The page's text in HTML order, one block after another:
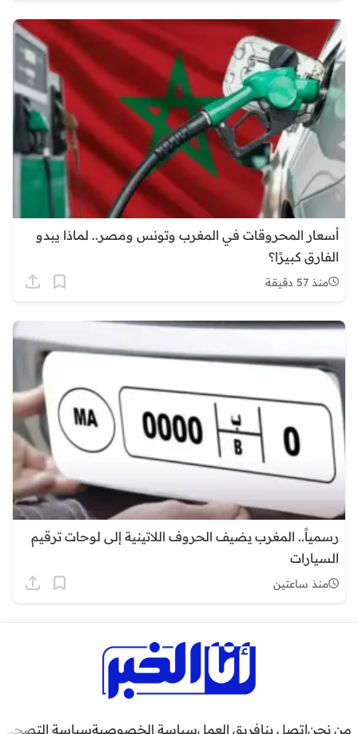
أسعار المحروقات في المغرب وتونس ومصر.. لماذا يبدو
الفارق كبيرًا؟
منذ 57 دقيقة
رسمياً.. المغرب يضيف الحروف اللاتينية إلى لوحات ترقيم
السيارات
منذ ساعتين
من نحناتصل بنافريق العملسياسة الخصوصيةسياسة التصحيح